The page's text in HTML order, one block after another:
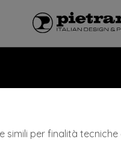
simili per finalità